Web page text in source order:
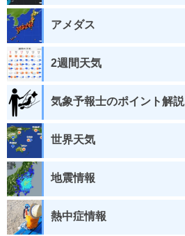
アメダス
2週間天気
気象予報士のポイント解説
世界天気
地震情報
熱中症情報